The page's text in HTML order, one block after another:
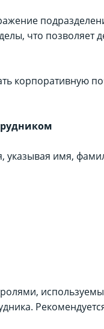
что позволяет
корпоративную
указывая имя,